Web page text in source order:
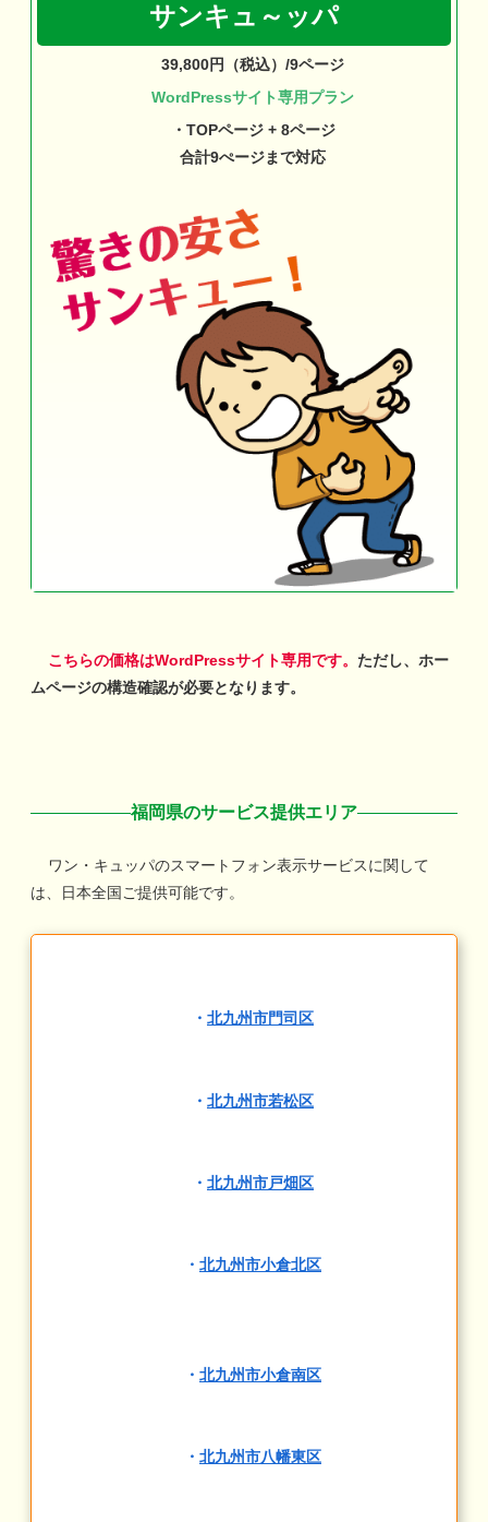
サンキュ～ッパ
39,800円（税込）/9ページ
WordPressサイト専用プラン
・TOPページ + 8ページ
合計9ぺージまで対応
こちらの価格はWordPressサイト専用です。 ただし、ホー
ムページの構造確認が必要となります。
福岡県のサービス提供エリア
ワン・キュッパのスマートフォン表示サービスに関して
は、日本全国ご提供可能です。
・ 北九州市門司区
・ 北九州市若松区
・ 北九州市戸畑区
・ 北九州市小倉北区
・ 北九州市小倉南区
・ 北九州市八幡東区